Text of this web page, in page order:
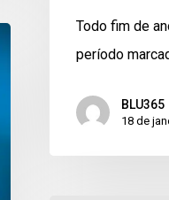
Todo fim de
período
BLU365
18 de